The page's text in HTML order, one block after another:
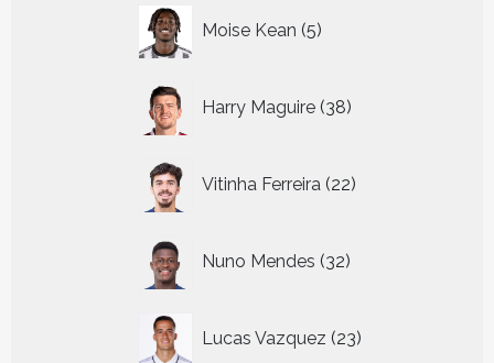
Moise Kean 5
producten
Harry Maguire 38
producten
Vitinha Ferreira 22
producten
Nuno Mendes 32
producten
Lucas Vazquez 23
producten